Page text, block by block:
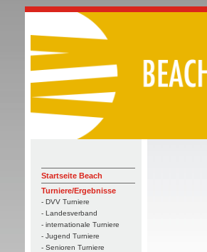
Startseite Beach
Turniere/Ergebnisse
- DVV Turniere
- Landesverband
- internationale Turniere
- Jugend Turniere
- Senioren Turniere